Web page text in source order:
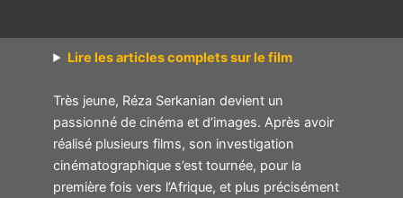
Lire les articles complets sur le film
Très jeune, Réza Serkanian devient un
passionné de cinéma et d’images. Après avoir
réalisé plusieurs films, son investigation
cinématographique s’est tournée, pour la
première fois vers l’Afrique, et plus précisément